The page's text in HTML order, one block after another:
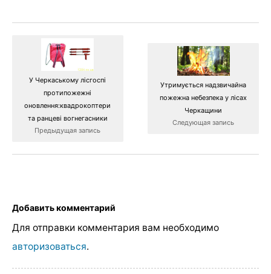
У Черкаському лісгоспі
протипожежні
оновлення:квадрокоптери
та ранцеві вогнегасники
Предыдущая запись
Утримується надзвичайна
пожежна небезпека у лісах
Черкащини
Следующая запись
Добавить комментарий
Для отправки комментария вам необходимо
авторизоваться.